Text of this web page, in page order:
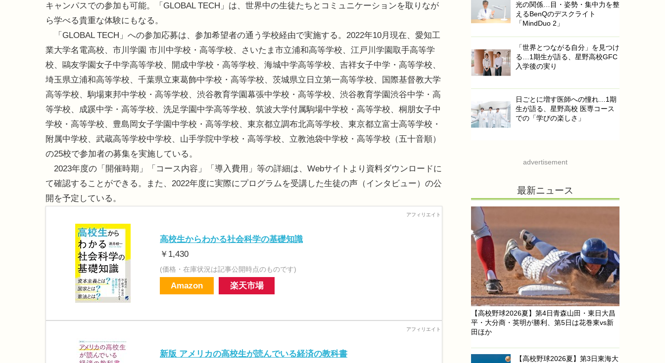
キャンパスでの参加も可能。「GLOBAL TECH」は、世界中の生徒たちとコミュニケーションを取りなが
ら学べる貴重な体験にもなる。
「GLOBAL TECH」への参加応募は、参加希望者の通う学校経由で実施する。2022年10月現在、愛知工
業大学名電高校、市川学園 市川中学校・高等学校、さいたま市立浦和高等学校、江戸川学園取手高等学
校、鷗友学園女子中学高等学校、開成中学校・高等学校、海城中学高等学校、吉祥女子中学・高等学校、
埼玉県立浦和高等学校、千葉県立東葛飾中学校・高等学校、茨城県立日立第一高等学校、国際基督教大学
高等学校、駒場東邦中学校・高等学校、渋谷教育学園幕張中学校・高等学校、渋谷教育学園渋谷中学・高
等学校、成蹊中学・高等学校、洗足学園中学高等学校、筑波大学付属駒場中学校・高等学校、桐朋女子中
学校・高等学校、豊島岡女子学園中学校・高等学校、東京都立調布北高等学校、東京都立富士高等学校・
附属中学校、武蔵高等学校中学校、山手学院中学校・高等学校、立教池袋中学校・高等学校（五十音順）
の25校で参加者の募集を実施している。
2023年度の「開催時期」「コース内容」「導入費用」等の詳細は、Webサイトより資料ダウンロードに
て確認することができる。また、2022年度に実際にプログラムを受講した生徒の声（インタビュー）の公
開を予定している。
高校生からわかる社会科学の基礎知識
￥1,430
(価格・在庫状況は記事公開時点のものです)
Amazon 楽天市場
新版 アメリカの高校生が読んでいる経済の教科書
光の関係…目・姿勢・集中力を整
えるBenQのデスクライト
「MindDuo 2」
「世界とつながる自分」を見つけ
る…1期生が語る、星野高校GFC
入学後の実り
日ごとに増す医師への憧れ…1期
生が語る、星野高校 医専コース
での「学びの楽しさ」
advertisement
最新ニュース
【高校野球2026夏】第4日青森山田・東日大昌
平・大分商・英明が勝利、第5日は花巻東vs新
田ほか
【高校野球2026夏】第3日東海大